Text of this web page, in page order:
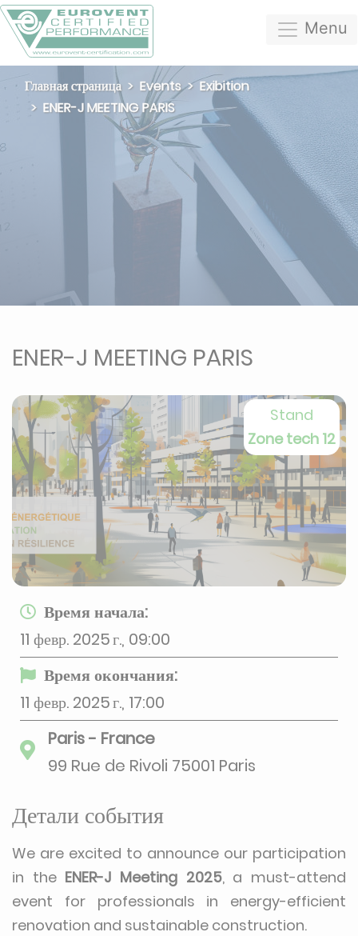
Menu
Главная страница Events
Exibition
ENER-J MEETING PARIS
ENER-J MEETING PARIS
Stand
Zone tech 12
Время начала:
11 февр. 2025 г., 09:00
Время окончания:
11 февр. 2025 г., 17:00
Paris - France
99 Rue de Rivoli 75001 Paris
Детали события
We are excited to announce our participation
in the ENER-J Meeting 2025, a must-attend
event for professionals in energy-efficient
renovation and sustainable construction.